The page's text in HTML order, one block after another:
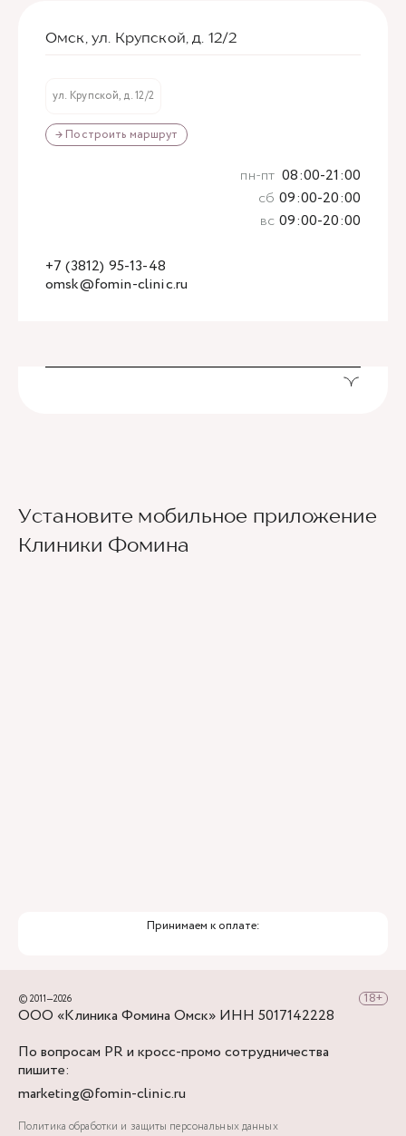
Омск, ул. Крупской, д. 12/2
ул. Крупской, д. 12/2
→ Построить маршрут
omsk@fomin-clinic.ru
+7 (3812) 95-13-48
пн-пт 08:00-21:00
сб 09:00-20:00
вс 09:00-20:00
Установите мобильное приложение
Клиники Фомина
Принимаем к оплате:
© 2011—2026
ООО «Клиника Фомина Омск» ИНН 5017142228
По вопросам PR и кросс-промо сотрудничества
пишите:
marketing@fomin-clinic.ru
Политика обработки и защиты персональных данных